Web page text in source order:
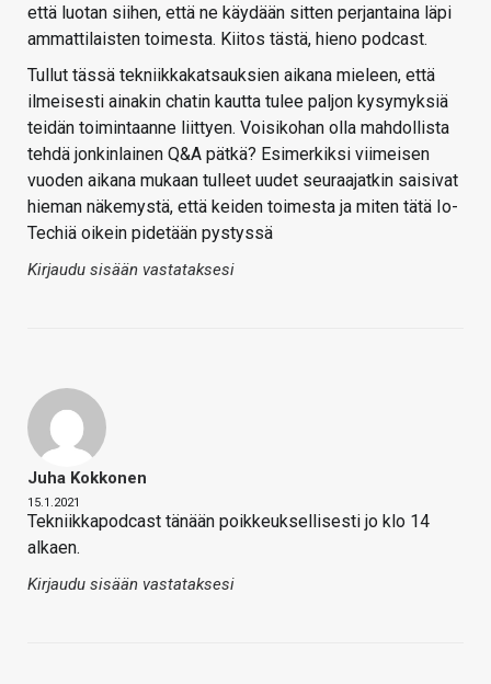
että luotan siihen, että ne käydään sitten perjantaina läpi
ammattilaisten toimesta. Kiitos tästä, hieno podcast.
Tullut tässä tekniikkakatsauksien aikana mieleen, että
ilmeisesti ainakin chatin kautta tulee paljon kysymyksiä
teidän toimintaanne liittyen. Voisikohan olla mahdollista
tehdä jonkinlainen Q&A pätkä? Esimerkiksi viimeisen
vuoden aikana mukaan tulleet uudet seuraajatkin saisivat
hieman näkemystä, että keiden toimesta ja miten tätä Io-
Techiä oikein pidetään pystyssä
Kirjaudu sisään vastataksesi
Juha Kokkonen
15.1.2021
Tekniikkapodcast tänään poikkeuksellisesti jo klo 14
alkaen.
Kirjaudu sisään vastataksesi